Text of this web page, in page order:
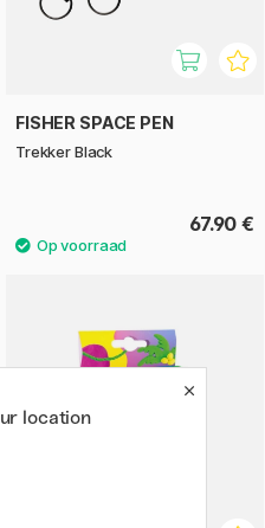
FISHER SPACE PEN
Trekker Black
67.90 €
location